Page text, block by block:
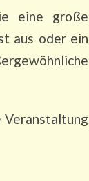
eine große
aus oder ein
Veranstaltung